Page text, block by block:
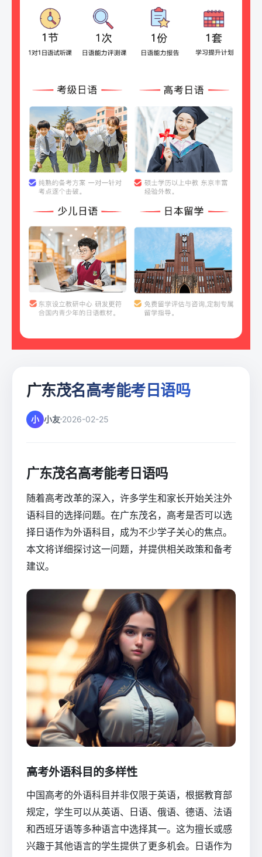
广东茂名高考能考日语吗
小 小友 2026-02-25
广东茂名高考能考日语吗
随着高考改革的深入，许多学生和家长开始关注外
语科目的选择问题。在广东茂名，高考是否可以选
择日语作为外语科目，成为不少学子关心的焦点。
本文将详细探讨这一问题，并提供相关政策和备考
建议。
高考外语科目的多样性
中国高考的外语科目并非仅限于英语，根据教育部
规定，学生可以从英语、日语、俄语、德语、法语
和西班牙语等多种语言中选择其一。这为擅长或感
兴趣于其他语言的学生提供了更多机会。日语作为